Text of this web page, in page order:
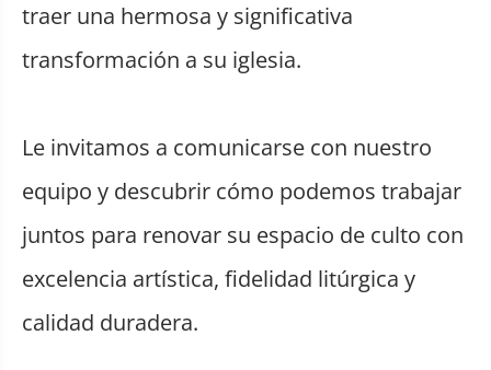
traer una hermosa y significativa
transformación a su iglesia.
Le invitamos a comunicarse con nuestro
equipo y descubrir cómo podemos trabajar
juntos para renovar su espacio de culto con
excelencia artística, fidelidad litúrgica y
calidad duradera.